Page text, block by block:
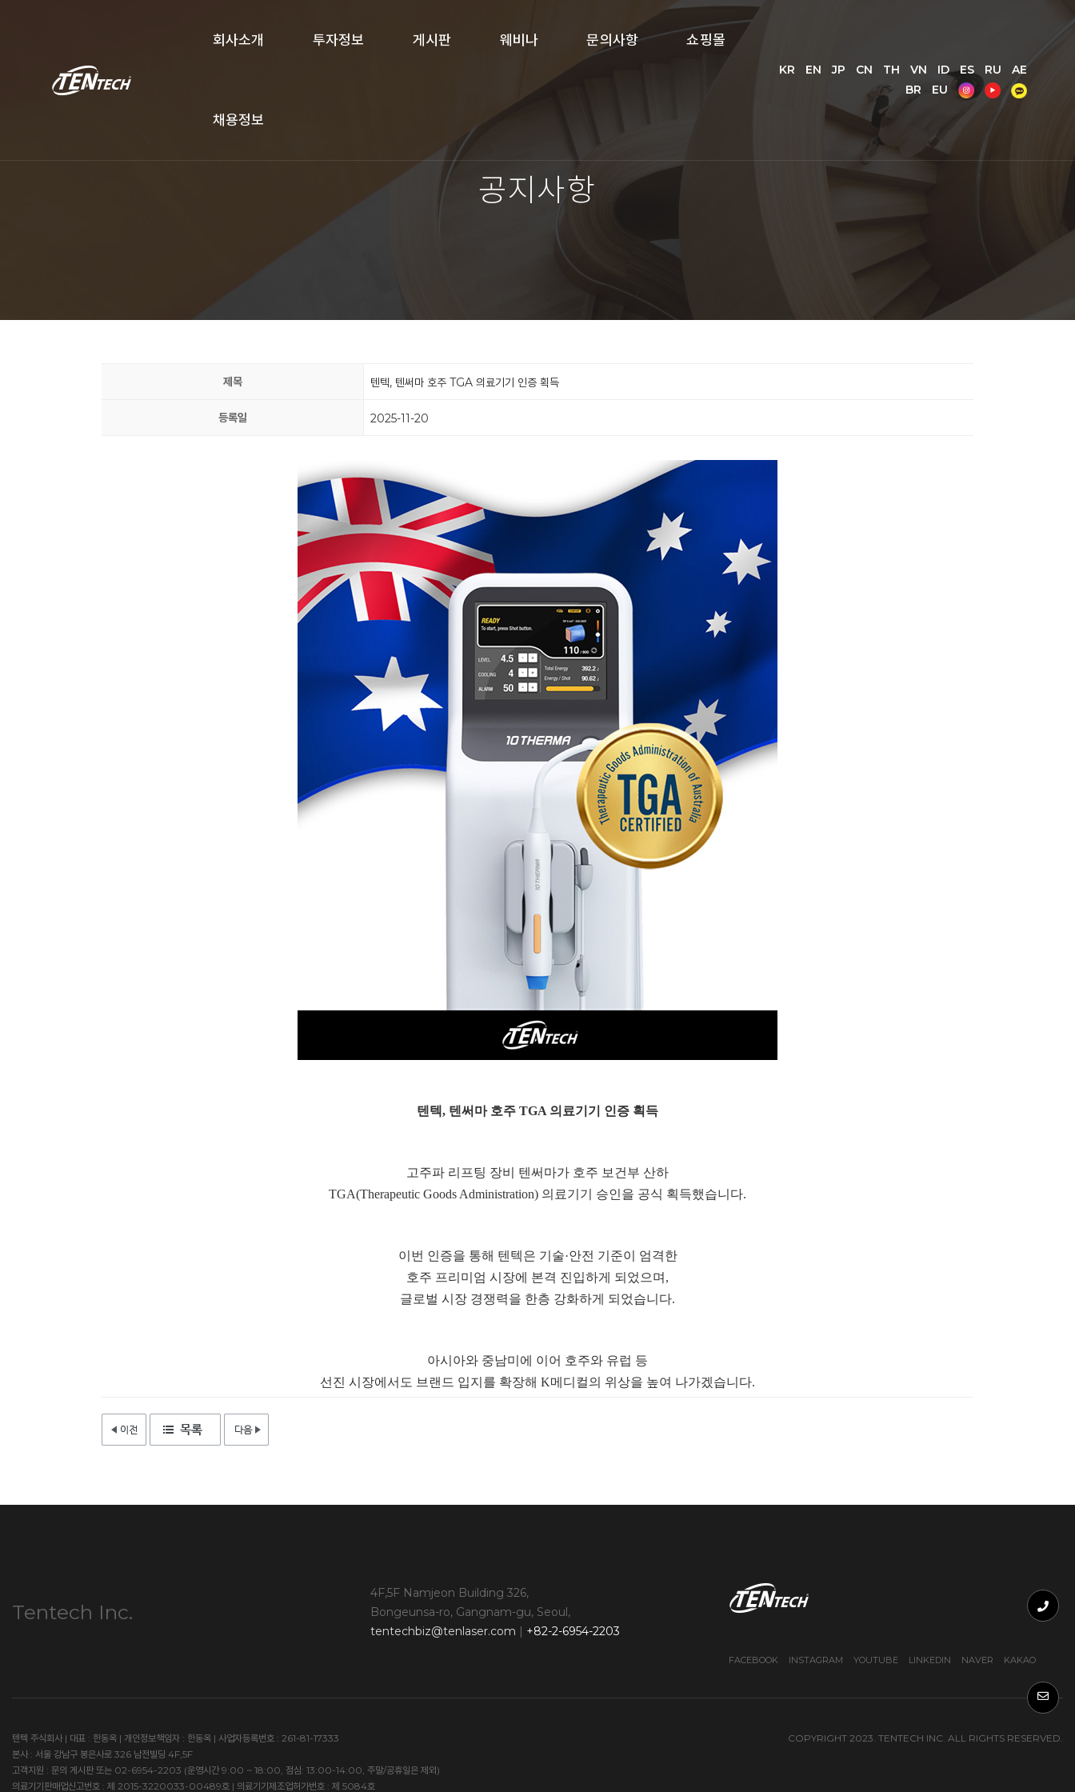
회사소개 투자정보 게시판 웨비나 문의사항 쇼핑몰
채용정보
KR EN JP CN TH VN ID ES RU
AE
BR
EU
공지사항
제목 텐텍, 텐써마 호주 TGA 의료기기 인증 획득
등록일 2025-11-20
텐텍, 텐써마 호주 TGA 의료기기 인증 획득
고주파 리프팅 장비 텐써마가 호주 보건부 산하
TGA(Therapeutic Goods Administration) 의료기기 승인을 공식 획득했습니다.
이번 인증을 통해 텐텍은 기술·안전 기준이 엄격한
호주 프리미엄 시장에 본격 진입하게 되었으며,
글로벌 시장 경쟁력을 한층 강화하게 되었습니다.
아시아와 중남미에 이어 호주와 유럽 등
선진 시장에서도 브랜드 입지를 확장해 K메디컬의 위상을 높여 나가겠습니다.
Tentech Inc.
4F,5F Namjeon Building 326,
Bongeunsa-ro, Gangnam-gu, Seoul,
tentechbiz@tenlaser.com | +82-2-6954-2203
FACEBOOK INSTAGRAM YOUTUBE LINKEDIN NAVER KAKAO
텐텍 주식회사 | 대표 : 한동옥 | 개인정보책임자 : 한동옥 | 사업자등록번호 : 261-81-17333
본사 : 서울 강남구 봉은사로 326 남전빌딩 4F,5F
고객지원 : 문의 게시판 또는 02-6954-2203 (운영시간 9:00 ~ 18:00, 점심: 13:00-14:00, 주말/공휴일은 제외)
의료기기판매업신고번호 : 제 2015-3220033-00489호 | 의료기기제조업허가번호 : 제 5084호
COPYRIGHT 2023. TENTECH INC. ALL RIGHTS RESERVED.